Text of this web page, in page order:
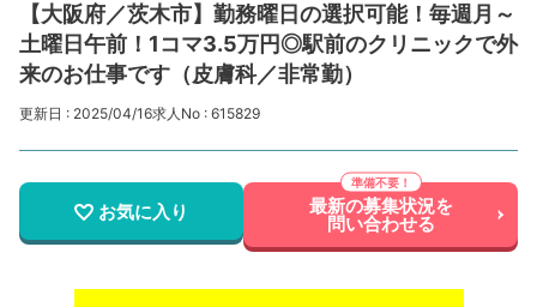
【大阪府／茨木市】勤務曜日の選択可能！毎週月～
土曜日午前！1コマ3.5万円◎駅前のクリニックで外
来のお仕事です（皮膚科／非常勤）
更新日 : 2025/04/16求人No : 615829
お気に入り 最新の募集状況を
問い合わせる